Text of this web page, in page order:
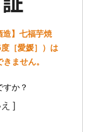
造】七福芋焼
［愛媛］）は
ません。
すか？
]